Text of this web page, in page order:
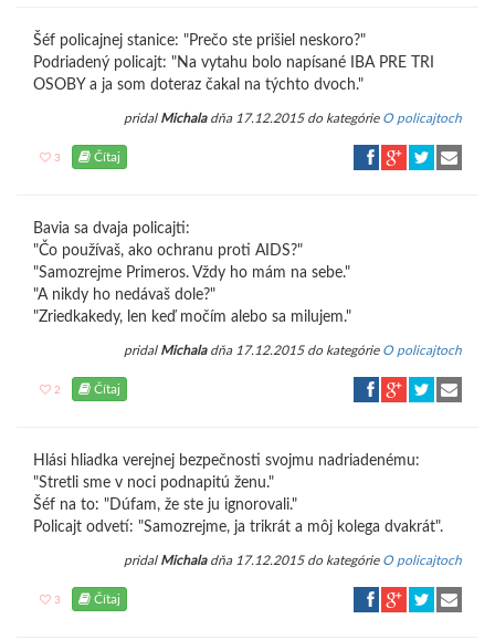
Šéf policajnej stanice: "Prečo ste prišiel neskoro?"
Podriadený policajt: "Na vytahu bolo napísané IBA PRE TRI
OSOBY a ja som doteraz čakal na týchto dvoch."
pridal Michaladňa 17.12.2015 do kategórie O policajtoch
3 Čítaj
Bavia sa dvaja policajti:
"Čo používaš, ako ochranu proti AIDS?"
"Samozrejme Primeros. Vždy ho mám na sebe."
"A nikdy ho nedávaš dole?"
"Zriedkakedy, len keď močím alebo sa milujem."
pridal Michaladňa 17.12.2015 do kategórie O policajtoch
2 Čítaj
Hlási hliadka verejnej bezpečnosti svojmu nadriadenému:
"Stretli sme v noci podnapitú ženu."
Šéf na to: "Dúfam, že ste ju ignorovali."
Policajt odvetí: "Samozrejme, ja trikrát a môj kolega dvakrát".
pridal Michaladňa 17.12.2015 do kategórie O policajtoch
3 Čítaj